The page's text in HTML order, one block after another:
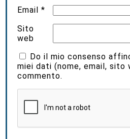
Email*
Sito
web
Do il mio consenso
miei dati (nome, email, sito
commento.